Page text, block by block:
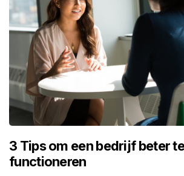
3 Tips om een bedrijf beter
functioneren